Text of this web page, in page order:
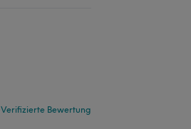
Verifizierte Bewertung